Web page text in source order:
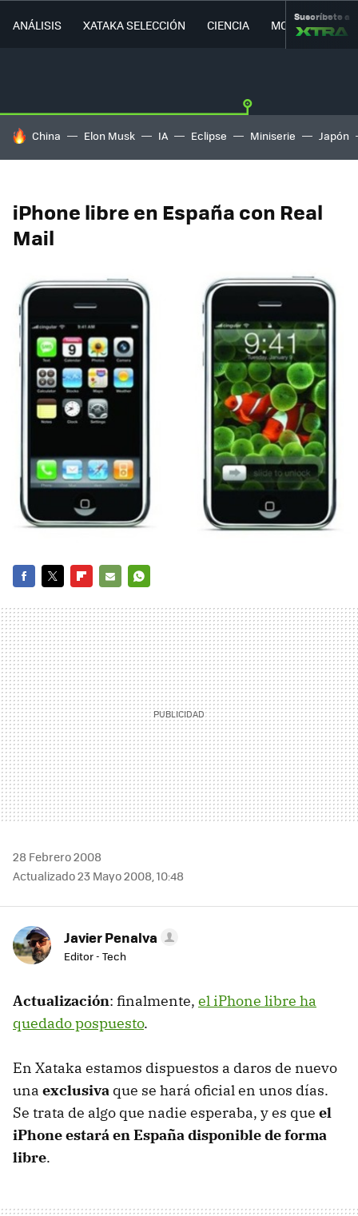
ANÁLISIS XATAKA SELECCIÓN CIENCIA MOVILIDAD
Suscríbete a
HOY SE HABLA DE
China Elon Musk IA Eclipse Miniserie Japón
iPhone libre en España con Real
Mail
MAIL
28 Febrero 2008
Actualizado 23 Mayo 2008, 10:48
Javier Penalva
Editor - Tech
Actualización: finalmente, el iPhone libre ha
quedado pospuesto.
En Xataka estamos dispuestos a daros de nuevo
una exclusiva que se hará oficial en unos días.
Se trata de algo que nadie esperaba, y es que el
iPhone estará en España disponible de forma
libre.